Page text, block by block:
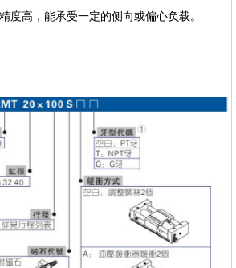
度高，能承受一定的侧向或偏心负载。